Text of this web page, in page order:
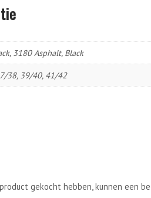
3180 Asphalt, Black
38, 39/40, 41/42
gekocht hebben, kunnen een